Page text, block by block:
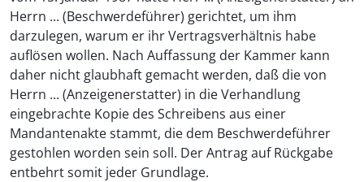
Herrn ... (Beschwerdeführer) gerichtet, um ihm
darzulegen, warum er ihr Vertragsverhältnis habe
auflösen wollen. Nach Auffassung der Kammer kann
daher nicht glaubhaft gemacht werden, daß die von
Herrn ... (Anzeigenerstatter) in die Verhandlung
eingebrachte Kopie des Schreibens aus einer
Mandantenakte stammt, die dem Beschwerdeführer
gestohlen worden sein soll. Der Antrag auf Rückgabe
entbehrt somit jeder Grundlage.